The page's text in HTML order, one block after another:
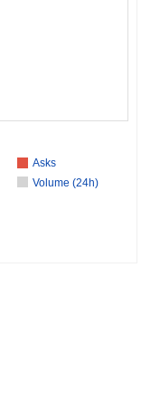
Asks
Volume (24h)